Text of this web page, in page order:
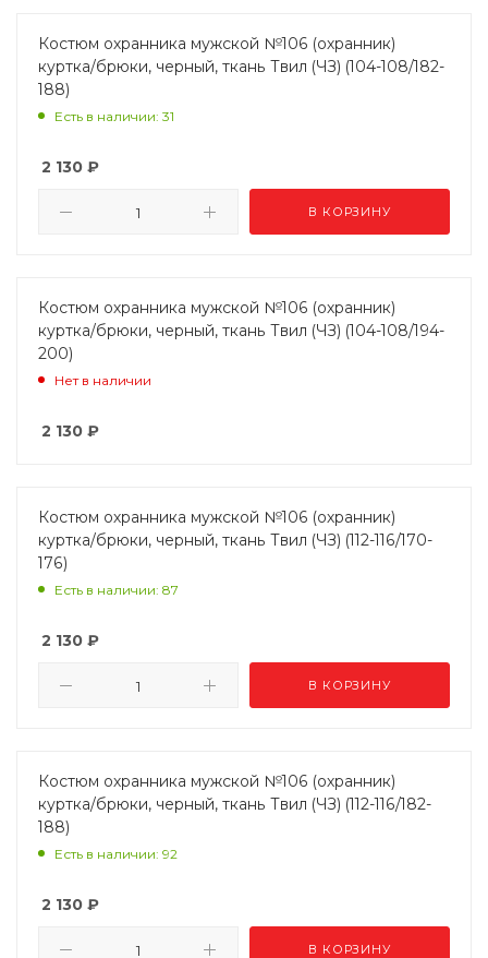
Костюм охранника мужской №106 (охранник)
куртка/брюки, черный, ткань Твил (ЧЗ) (104-108/182-
188)
Есть в наличии: 31
2 130 ₽
В КОРЗИНУ
Костюм охранника мужской №106 (охранник)
куртка/брюки, черный, ткань Твил (ЧЗ) (104-108/194-
200)
Нет в наличии
2 130 ₽
Костюм охранника мужской №106 (охранник)
куртка/брюки, черный, ткань Твил (ЧЗ) (112-116/170-
176)
Есть в наличии: 87
2 130 ₽
В КОРЗИНУ
Костюм охранника мужской №106 (охранник)
куртка/брюки, черный, ткань Твил (ЧЗ) (112-116/182-
188)
Есть в наличии: 92
2 130 ₽
В КОРЗИНУ